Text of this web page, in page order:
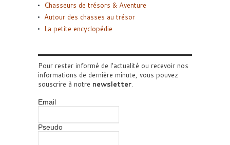
Chasseurs de trésors & Aventure
Autour des chasses au trésor
La petite encyclopédie
Pour rester informé de l'actualité ou recevoir nos
informations de dernière minute, vous pouvez
souscrire à notre newsletter.
Email
Pseudo